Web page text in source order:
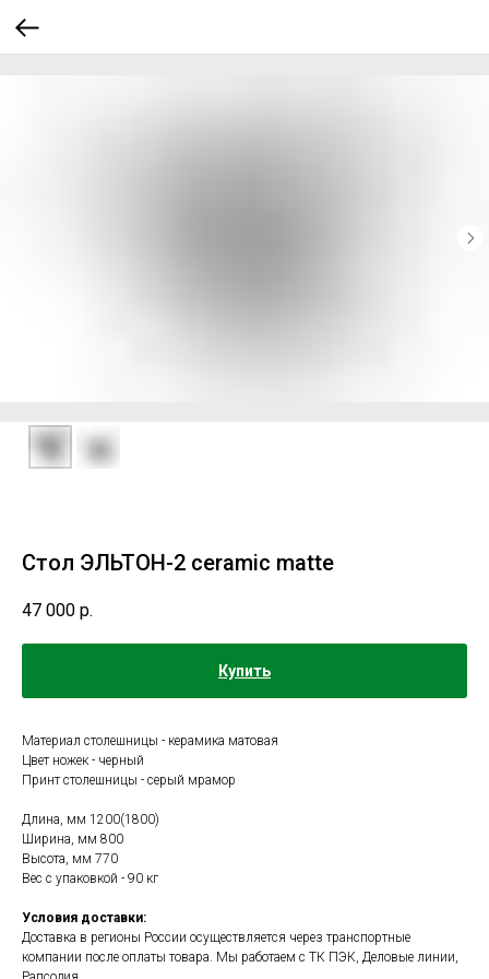
Стол ЭЛЬТОН-2 ceramic matte
47 000 р.
Купить
Материал столешницы - керамика матовая
Цвет ножек - черный
Принт столешницы - серый мрамор
Длина, мм 1200(1800)
Ширина, мм 800
Высота, мм 770
Вес с упаковкой - 90 кг
Условия доставки:
Доставка в регионы России осуществляется через транспортные
компании после оплаты товара. Мы работаем с ТК ПЭК, Деловые линии,